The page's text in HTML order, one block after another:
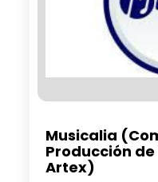
Musicalia
Producción
Artex)